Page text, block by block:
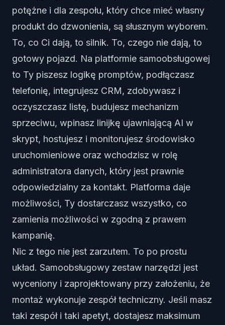
potężne i dla zespołu, który chce mieć własny
produkt do dzwonienia, są słusznym wyborem.
To, co Ci dają, to silnik. To, czego nie dają, to
gotowy pojazd. Na platformie samoobsługowej
to Ty piszesz logikę promptów, podłączasz
telefonię, integrujesz CRM, zdobywasz i
oczyszczasz listę, budujesz mechanizm
sprzeciwu, wpinasz linijkę ujawniającą AI w
skrypt, hostujesz i monitorujesz środowisko
uruchomieniowe oraz wchodzisz w rolę
administratora danych, który jest prawnie
odpowiedzialny za kontakt. Platforma daje
możliwości, Ty dostarczasz wszystko, co
zamienia możliwości w zgodną z prawem
kampanię.
Nic z tego nie jest zarzutem. To po prostu
układ. Samoobsługowy zestaw narzędzi jest
wyceniony i zaprojektowany przy założeniu, że
montaż wykonuje zespół techniczny. Jeśli masz
taki zespół i taki apetyt, dostajesz maksimum